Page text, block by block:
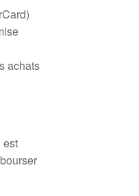
achats
est